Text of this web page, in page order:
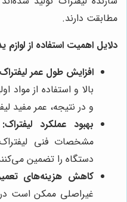
مطابقت دارند.
دلایل اهمیت استفاده از
افزایش طول عمر
بالا و استفاده از مواد
و در نتیجه، عمر مفید
بهبود عملکرد لیفتراک:
مشخصات فنی
دستگاه را تضمین
کاهش هزینه‌های
غیراصلی ممکن است در